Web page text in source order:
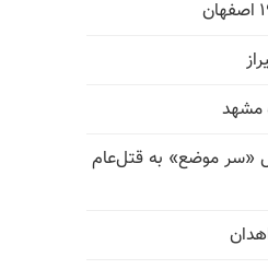
«سر موضع» به قتل‌عام